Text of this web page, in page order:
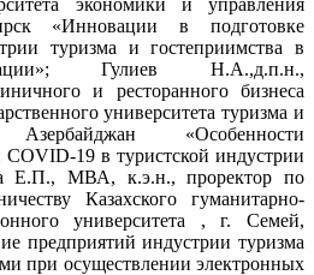
«Инновации в подготовке
туризма и гостеприимства в
Гулиев Н.А.,д.п.н.,
и ресторанного бизнеса
университета туризма и
Азербайджан «Особенности
COVID-19 в туристской индустрии
Е.П., МВА, к.э.н., проректор по
Казахского гуманитарно-
университета , г. Семей,
предприятий индустрии туризма
при осуществлении электронных